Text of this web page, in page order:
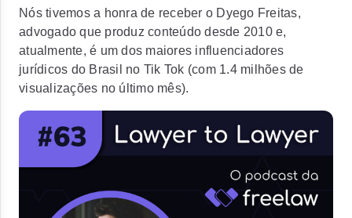
Nós tivemos a honra de receber o Dyego Freitas,
advogado que produz conteúdo desde 2010 e,
atualmente, é um dos maiores influenciadores
jurídicos do Brasil no Tik Tok (com 1.4 milhões de
visualizações no último mês).